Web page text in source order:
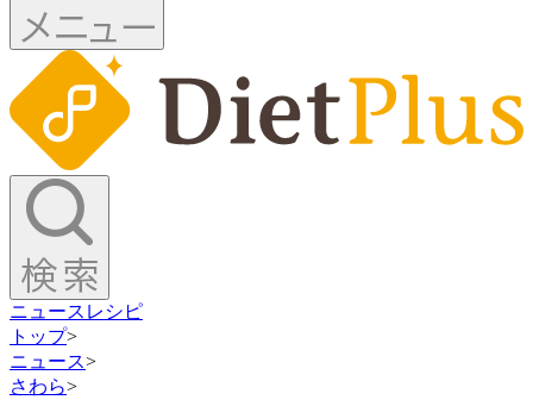
ニュース レシピ
トップ>
ニュース>
さわら>